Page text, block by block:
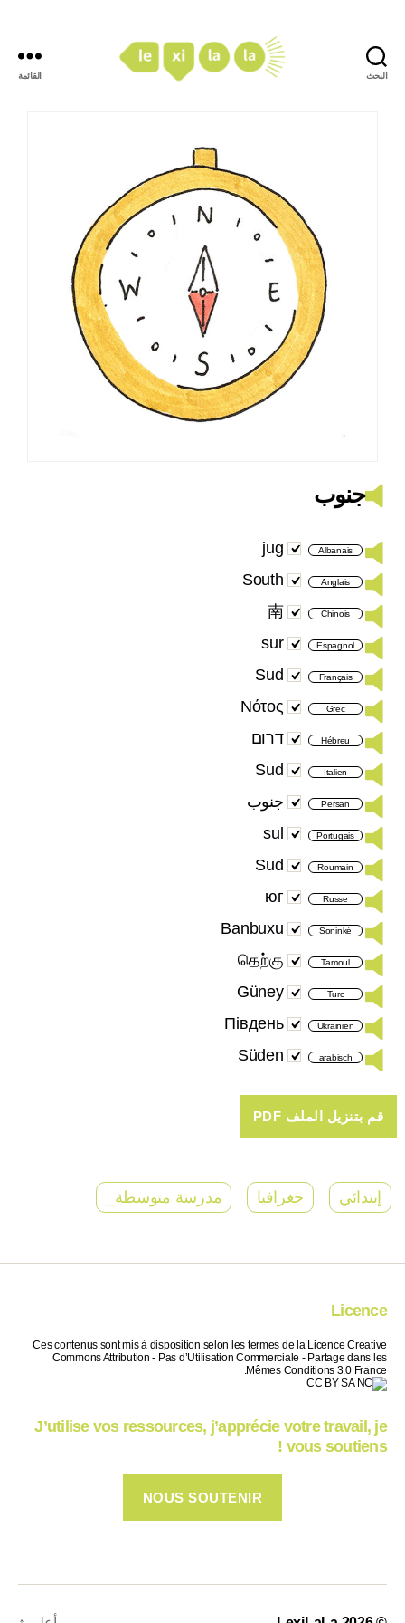
البحث القائمة
جنوب
Albanais
jug
Anglais
South
Chinois
南
Espagnol
sur
Français
Sud
Grec
Νότος
Hébreu דרום
Italien
Sud
Persan جنوب
Portugais
sul
Roumain
Sud
Russe
юг
Soninké
Banbuxu
Tamoul
தெற்கு
Turc
Güney
Ukrainien
Південь
arabisch
Süden
إبتدائي جغرافيا مدرسة متوسطة_
Licence
Ces contenus sont mis à disposition selon les termes de la Licence Creative
Commons Attribution - Pas d’Utilisation Commerciale - Partage dans les
Mêmes Conditions 3.0 France.
J’utilise vos ressources, j’apprécie votre travail, je
vous soutiens !
NOUS SOUTENIR